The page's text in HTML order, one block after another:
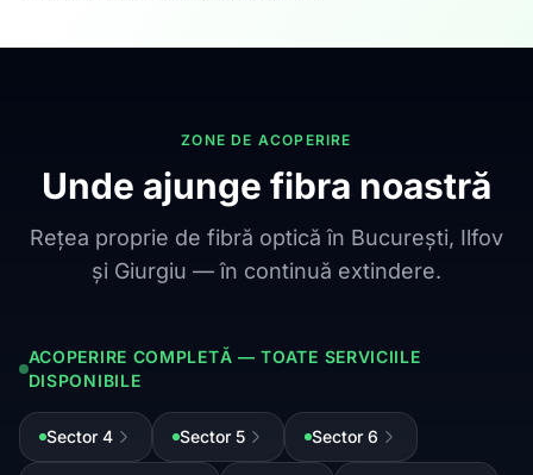
ZONE DE ACOPERIRE
Unde ajunge fibra noastră
Rețea proprie de fibră optică în București, Ilfov
și Giurgiu — în continuă extindere.
ACOPERIRE COMPLETĂ — TOATE SERVICIILE
DISPONIBILE
Sector 4 Sector 5 Sector 6